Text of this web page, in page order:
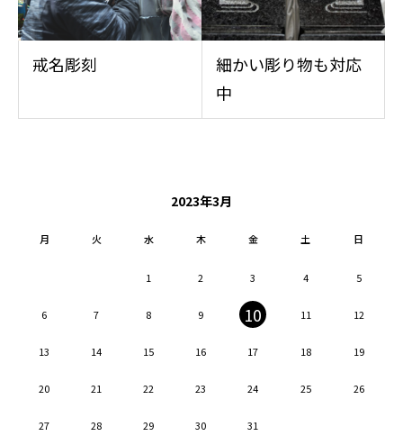
戒名彫刻
細かい彫り物も対応
中
2023年3月
月 火 水 木 金 土 日
1 2 3 4 5
6 7 8 9 10 11 12
13 14 15 16 17 18 19
20 21 22 23 24 25 26
27 28 29 30 31